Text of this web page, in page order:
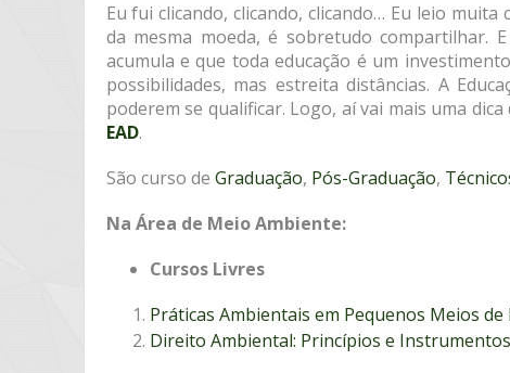
Eu fui clicando, clicando, clicando… Eu leio
da mesma moeda, é sobretudo compartilhar.
acumula e que toda educação é um
possibilidades, mas estreita distâncias. A
poderem se qualificar. Logo, aí vai mais uma
EAD.
São curso de Graduação, Pós-Graduação,
Na Área de Meio Ambiente:
Cursos Livres
Práticas Ambientais em Pequenos Meios de
Direito Ambiental: Princípios e Instrumentos